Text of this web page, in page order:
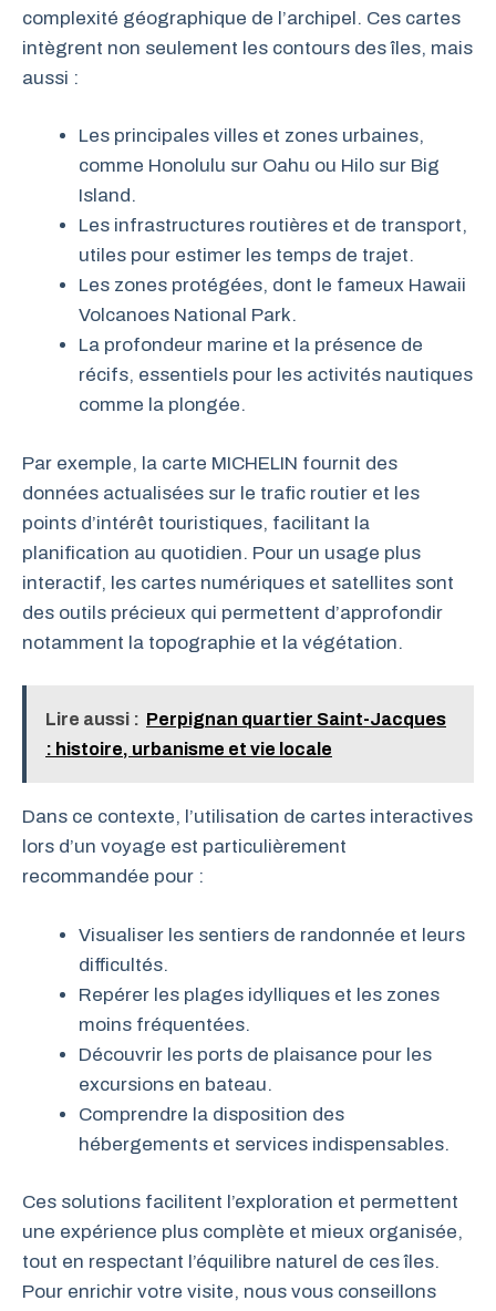
complexité géographique de l’archipel. Ces cartes
intègrent non seulement les contours des îles, mais
aussi :
Les principales villes et zones urbaines,
comme Honolulu sur Oahu ou Hilo sur Big
Island.
Les infrastructures routières et de transport,
utiles pour estimer les temps de trajet.
Les zones protégées, dont le fameux Hawaii
Volcanoes National Park.
La profondeur marine et la présence de
récifs, essentiels pour les activités nautiques
comme la plongée.
Par exemple, la carte MICHELIN fournit des
données actualisées sur le trafic routier et les
points d’intérêt touristiques, facilitant la
planification au quotidien. Pour un usage plus
interactif, les cartes numériques et satellites sont
des outils précieux qui permettent d’approfondir
notamment la topographie et la végétation.
Lire aussi : Perpignan quartier Saint-Jacques
: histoire, urbanisme et vie locale
Dans ce contexte, l’utilisation de cartes interactives
lors d’un voyage est particulièrement
recommandée pour :
Visualiser les sentiers de randonnée et leurs
difficultés.
Repérer les plages idylliques et les zones
moins fréquentées.
Découvrir les ports de plaisance pour les
excursions en bateau.
Comprendre la disposition des
hébergements et services indispensables.
Ces solutions facilitent l’exploration et permettent
une expérience plus complète et mieux organisée,
tout en respectant l’équilibre naturel de ces îles.
Pour enrichir votre visite, nous vous conseillons